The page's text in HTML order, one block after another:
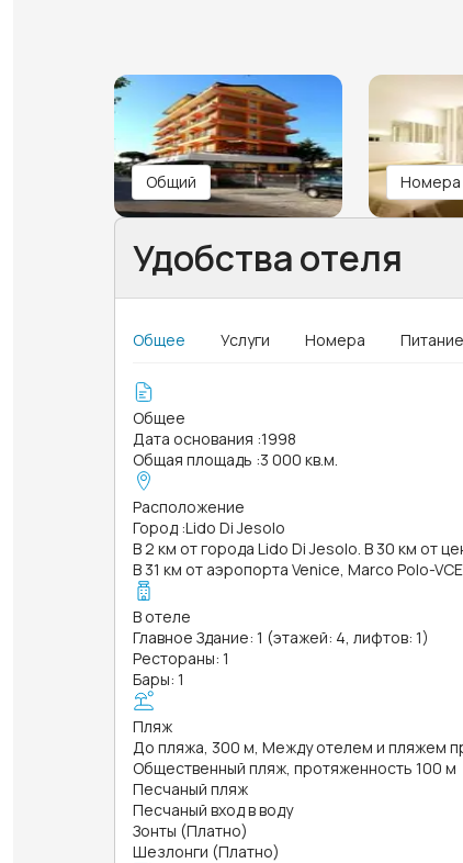
Общий Номера
Удобства отеля
Общее Услуги Номера Питание
Общее
Дата основания :1998
Общая площадь :3 000 кв.м.
Расположение
Город :Lido Di Jesolo
В 2 км от города Lido Di Jesolo. В 30 км от
В 31 км от аэропорта Venice, Marco Polo-VCE
В отеле
Главное Здание: 1 (этажей: 4, лифтов: 1)
Рестораны: 1
Бары: 1
Пляж
До пляжа, 300 м, Между отелем и пляжем
Общественный пляж, протяженность 100 м
Песчаный пляж
Песчаный вход в воду
Зонты (Платно)
Шезлонги (Платно)